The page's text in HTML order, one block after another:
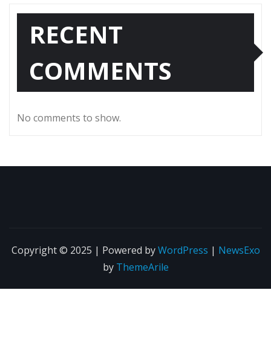
RECENT
COMMENTS
No comments to show.
Copyright © 2025 | Powered byWordPress | NewsExo
by ThemeArile